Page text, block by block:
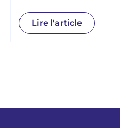
Lire l'article